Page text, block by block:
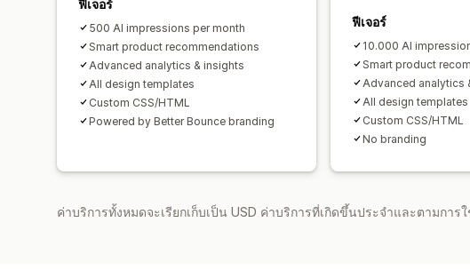
ฟีเจอร์
500 AI impressions per month
Smart product recommendations
Advanced analytics & insights
All design templates
Custom CSS/HTML
Powered by Better Bounce branding
ฟีเจอร์
10.000 AI
Smart product
Advanced analytics
All design templates
Custom CSS/HTML
No branding
ค่าบริการทั้งหมดจะเรียกเก็บเป็น USD ค่าบริการที่เกิดขึ้นประจำและตามการ